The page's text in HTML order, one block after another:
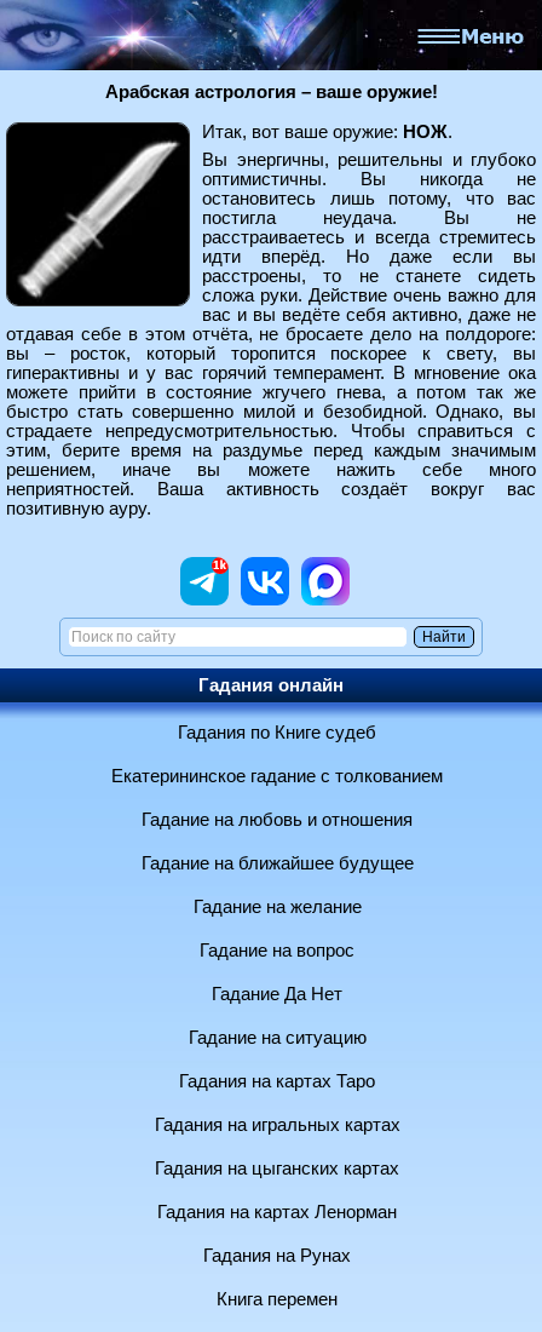
Арабская астрология – ваше оружие!
Итак, вот ваше оружие: НОЖ.
Вы энергичны, решительны и глубоко
оптимистичны. Вы никогда не
остановитесь лишь потому, что вас
постигла неудача. Вы не
расстраиваетесь и всегда стремитесь
идти вперёд. Но даже если вы
расстроены, то не станете сидеть
сложа руки. Действие очень важно для
вас и вы ведёте себя активно, даже не
отдавая себе в этом отчёта, не бросаете дело на полдороге:
вы – росток, который торопится поскорее к свету, вы
гиперактивны и у вас горячий темперамент. В мгновение ока
можете прийти в состояние жгучего гнева, а потом так же
быстро стать совершенно милой и безобидной. Однако, вы
страдаете непредусмотрительностью. Чтобы справиться с
этим, берите время на раздумье перед каждым значимым
решением, иначе вы можете нажить себе много
неприятностей. Ваша активность создаёт вокруг вас
позитивную ауру.
Гадания онлайн
Гадания по Книге судеб
Екатерининское гадание с толкованием
Гадание на любовь и отношения
Гадание на ближайшее будущее
Гадание на желание
Гадание на вопрос
Гадание Да Нет
Гадание на ситуацию
Гадания на картах Таро
Гадания на игральных картах
Гадания на цыганских картах
Гадания на картах Ленорман
Гадания на Рунах
Книга перемен